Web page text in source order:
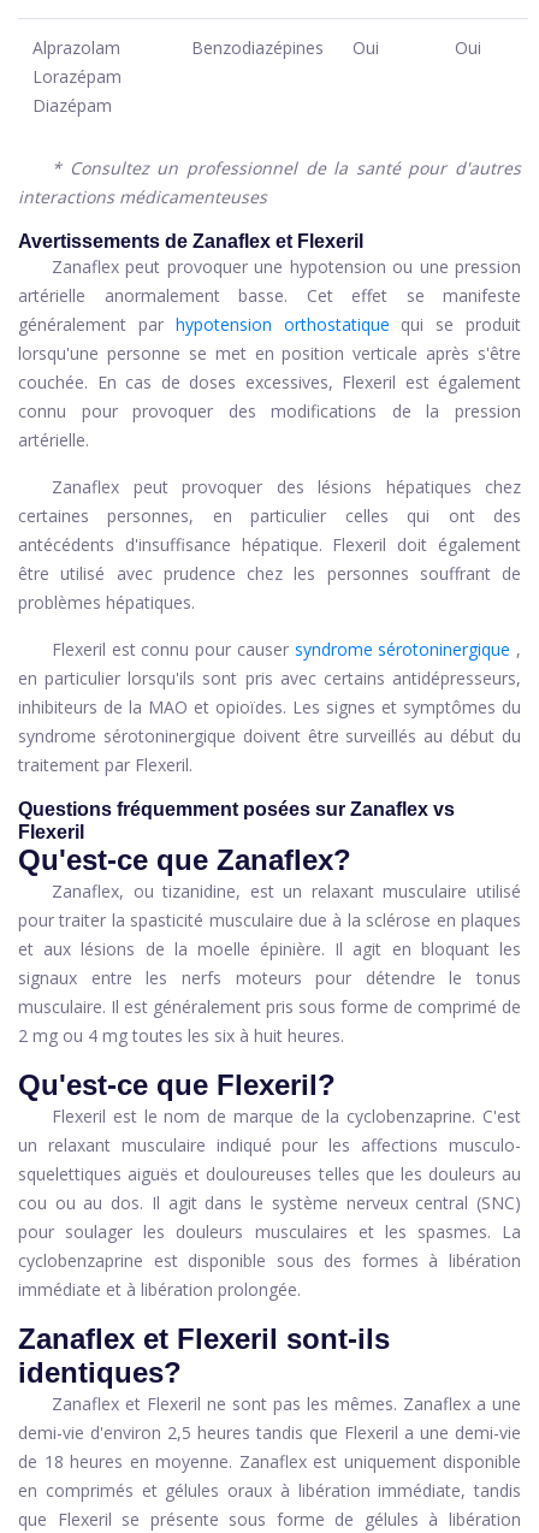
Alprazolam
Lorazépam
Diazépam
Benzodiazépines Oui Oui
* Consultez un professionnel de la santé pour d'autres
interactions médicamenteuses
Avertissements de Zanaflex et Flexeril
Zanaflex peut provoquer une hypotension ou une pression
artérielle anormalement basse. Cet effet se manifeste
généralement par hypotension orthostatique qui se produit
lorsqu'une personne se met en position verticale après s'être
couchée. En cas de doses excessives, Flexeril est également
connu pour provoquer des modifications de la pression
artérielle.
Zanaflex peut provoquer des lésions hépatiques chez
certaines personnes, en particulier celles qui ont des
antécédents d'insuffisance hépatique. Flexeril doit également
être utilisé avec prudence chez les personnes souffrant de
problèmes hépatiques.
Flexeril est connu pour causer syndrome sérotoninergique ,
en particulier lorsqu'ils sont pris avec certains antidépresseurs,
inhibiteurs de la MAO et opioïdes. Les signes et symptômes du
syndrome sérotoninergique doivent être surveillés au début du
traitement par Flexeril.
Questions fréquemment posées sur Zanaflex vs
Flexeril
Qu'est-ce que Zanaflex?
Zanaflex, ou tizanidine, est un relaxant musculaire utilisé
pour traiter la spasticité musculaire due à la sclérose en plaques
et aux lésions de la moelle épinière. Il agit en bloquant les
signaux entre les nerfs moteurs pour détendre le tonus
musculaire. Il est généralement pris sous forme de comprimé de
2 mg ou 4 mg toutes les six à huit heures.
Qu'est-ce que Flexeril?
Flexeril est le nom de marque de la cyclobenzaprine. C'est
un relaxant musculaire indiqué pour les affections musculo-
squelettiques aiguës et douloureuses telles que les douleurs au
cou ou au dos. Il agit dans le système nerveux central (SNC)
pour soulager les douleurs musculaires et les spasmes. La
cyclobenzaprine est disponible sous des formes à libération
immédiate et à libération prolongée.
Zanaflex et Flexeril sont-ils
identiques?
Zanaflex et Flexeril ne sont pas les mêmes. Zanaflex a une
demi-vie d'environ 2,5 heures tandis que Flexeril a une demi-vie
de 18 heures en moyenne. Zanaflex est uniquement disponible
en comprimés et gélules oraux à libération immédiate, tandis
que Flexeril se présente sous forme de gélules à libération